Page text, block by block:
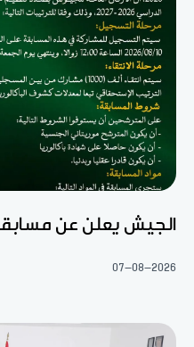
الجيش يعلن عن
07-08-2026